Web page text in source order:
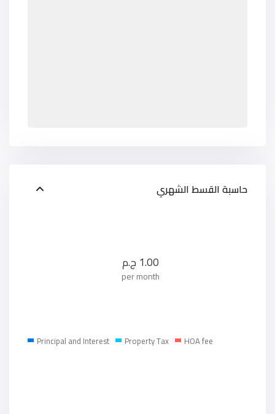
حاسبة القسط الشهري
1.00 ج.م
per month
Principal and Interest Property Tax HOA fee